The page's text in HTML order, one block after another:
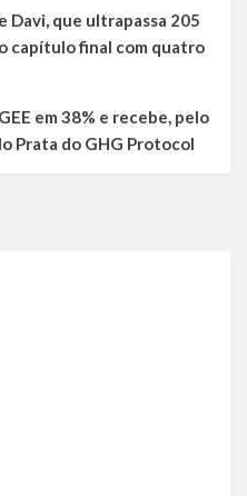
Davi, que ultrapassa 205
capítulo final com quatro
em 38% e recebe, pelo
Prata do GHG Protocol